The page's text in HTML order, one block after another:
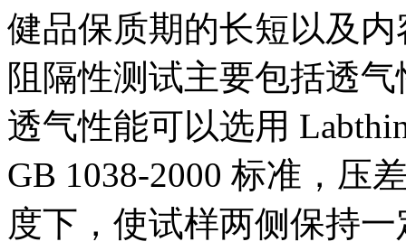
健品保质期的长短以及
阻隔性测试主要包括透
透气性能可以选用
GB 1038-2000 标准，压
度下，使试样两侧保持